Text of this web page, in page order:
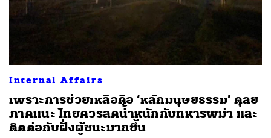
Internal Affairs
เพราะการช่วยเหลือคือ ‘หลักมนุษยธรรม’ ดุลย
ภาคแนะ ไทยควรลดน้ำหนักกับทหารพม่า และ
ติตต่อกับฝั่งผู้ชนะมากขึ้น